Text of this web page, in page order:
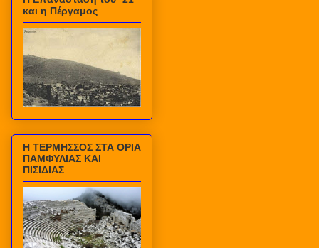
και η Πέργαμος
Η ΤΕΡΜΗΣΣΟΣ ΣΤΑ ΟΡΙΑ
ΠΑΜΦΥΛΙΑΣ ΚΑΙ
ΠΙΣΙΔΙΑΣ